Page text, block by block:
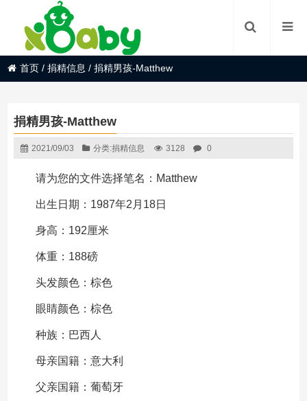
首页 /捐精信息 /捐精男孩-Matthew
捐精男孩-Matthew
2021/09/03 分类:捐精信息 3128 0
请为您的文件选择笔名：Matthew
出生日期：1987年2月18日
身高：192厘米
体重：188磅
头发颜色：棕色
眼睛颜色：棕色
种族：巴西人
母亲国籍：意大利
父亲国籍：葡萄牙